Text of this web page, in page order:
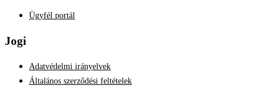
Ügyfél portál
Jogi
Adatvédelmi irányelvek
Általános szerződési feltételek